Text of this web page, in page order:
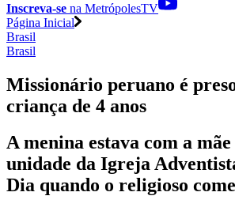
Inscreva-se na MetrópolesTV
Página Inicial
Brasil
Brasil
Missionário peruano é
criança de 4 anos
A menina estava com a
unidade da Igreja
Dia quando o religioso